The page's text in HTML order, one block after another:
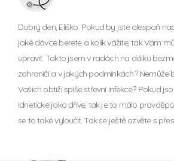
Dobrý den, Eliško. Pokud by jste alespoň
jaké dávce berete a kolik vážíte, tak Vám
upravit. Takto jsem v radách na dálku
zahraničí a v jakých podmínkách? Nemůže
Vašich obtíží spíše střevní infekce? Pokud
idnetické jako dříve, tak je to málo
se to také vyloučit. Tak se ještě ozvěte s